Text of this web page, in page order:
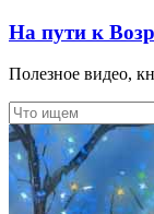
На пути к
Полезное видео,